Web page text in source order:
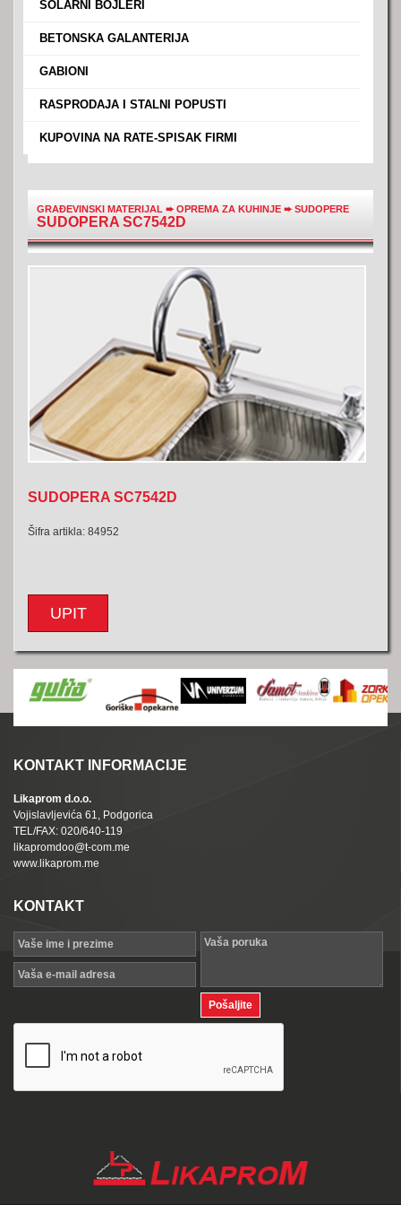
SOLARNI BOJLERI
BETONSKA GALANTERIJA
GABIONI
RASPRODAJA I STALNI POPUSTI
KUPOVINA NA RATE-SPISAK FIRMI
GRAĐEVINSKI MATERIJAL ➨OPREMA ZA KUHINJE ➨SUDOPERE
SUDOPERA SC7542D
SUDOPERA SC7542D
Šifra artikla: 84952
UPIT
KONTAKT INFORMACIJE
Likaprom d.o.o.
Vojislavljevića 61, Podgorica
TEL/FAX: 020/640-119
likapromdoo@t-com.me
www.likaprom.me
KONTAKT